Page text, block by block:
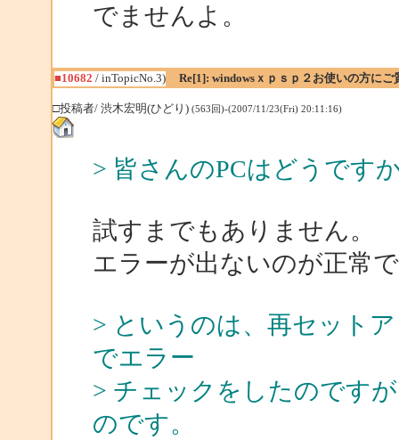
でませんよ。
■10682 / inTopicNo.3) Re[1]: windowsｘｐｓｐ２お使いの方にご
□投稿者/ 渋木宏明(ひどり) (563回)-(2007/11/23(Fri) 20:11:16)
> 皆さんのPCはどうです
試すまでもありません。
エラーが出ないのが正常
> というのは、再セット
でエラー
> チェックをしたのです
のです。